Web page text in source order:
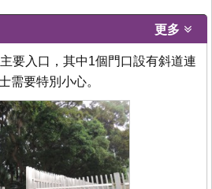
更多
要入口，其中1個門口設有斜道連
需要特別小心。